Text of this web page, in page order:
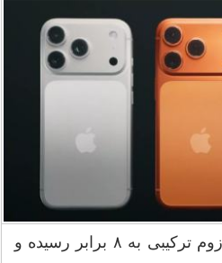
زوم اپتیکال به ۴ برابر و زوم ترکیبی به ۸ برابر رسیده و